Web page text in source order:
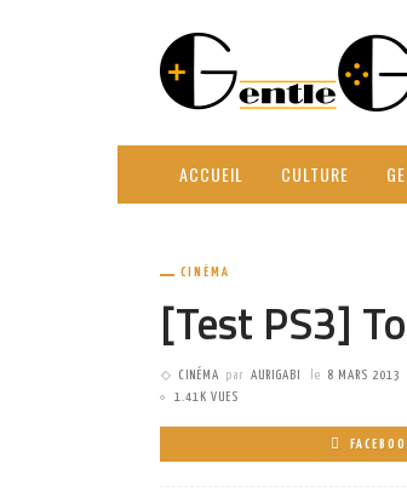
ACCUEIL CULTURE
CINÉMA
[Test PS3]
CINÉMA par AURIGABI le 8 MARS 2013
1.41K VUES